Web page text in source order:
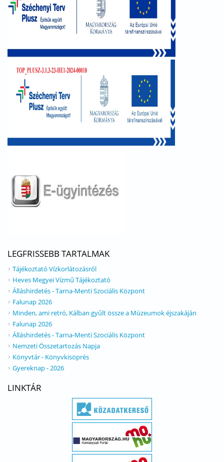
LEGFRISSEBB TARTALMAK
Tájékoztató Vízkorlátozásról
Heves Megyei Vízmű Tájékoztató
Álláshirdetés - Tarna-Menti Szociális Központ
Falunap 2026
Minden, ami retró, Kálban gyűlt össze a Múzeumok éjszakáján
Falunap 2026
Álláshirdetés - Tarna-Menti Szociális Központ
Nemzeti Összetartozás Napja
Könyvtár - Könyvkisöprés
Gyereknap - 2026
LINKTÁR